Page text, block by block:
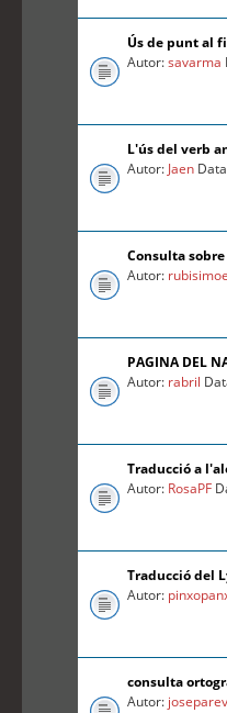
Ús de punt al
Autor:savarma
L'ús del verb
Autor: Jaen
Consulta
Autor:
PAGINA DEL
Autor: rabril
Traducció a
Autor: RosaPF
Traducció del
Autor:
consulta
Autor: